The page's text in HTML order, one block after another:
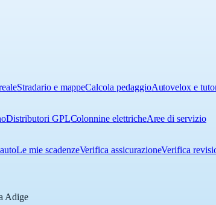
Stradario e mappeCalcola pedaggioAutovelox e
Distributori GPLColonnine elettricheAree di servizio
Le mie scadenzeVerifica assicurazioneVerifica
Adige